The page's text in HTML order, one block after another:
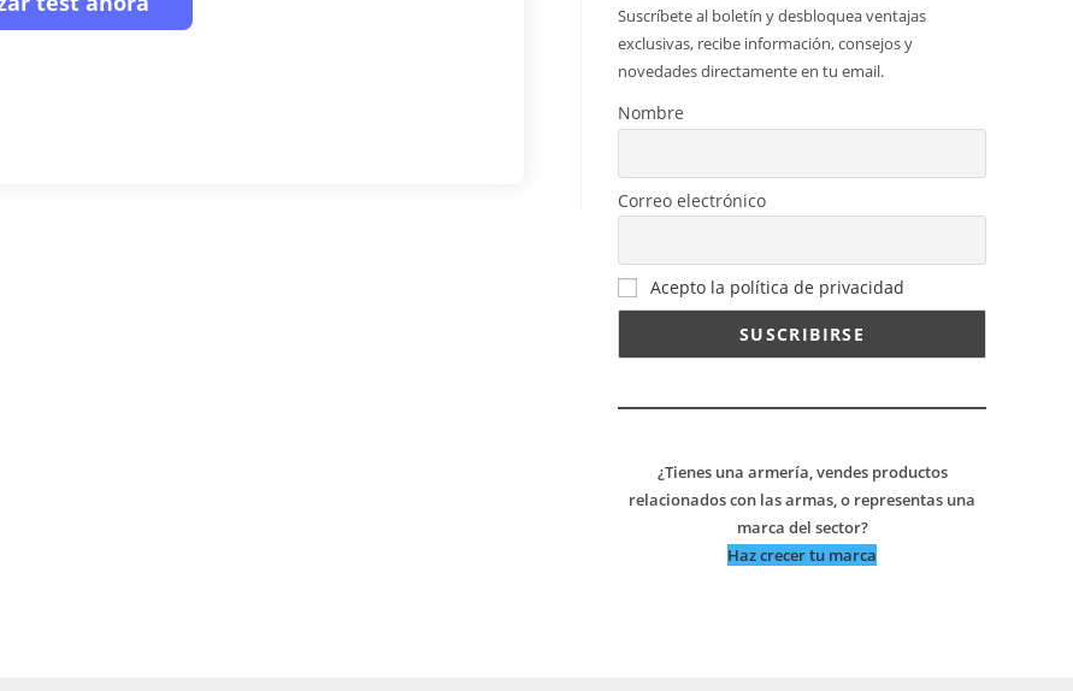
Suscríbete al boletín y desbloquea ventajas
exclusivas, recibe información, consejos y
novedades directamente en tu email.
Nombre
Correo electrónico
Acepto la política de privacidad
¿Tienes una armería, vendes productos
relacionados con las armas, o representas una
marca del sector?
Haz crecer tu marca